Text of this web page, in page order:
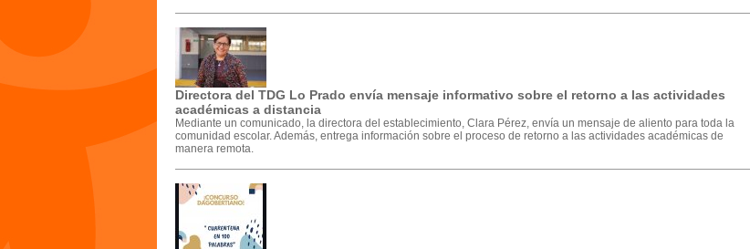
Directora del TDG Lo Prado envía mensaje informativo sobre el retorno a las actividades
académicas a distancia
Mediante un comunicado, la directora del establecimiento, Clara Pérez, envía un mensaje de aliento para toda la
comunidad escolar. Además, entrega información sobre el proceso de retorno a las actividades académicas de
manera remota.